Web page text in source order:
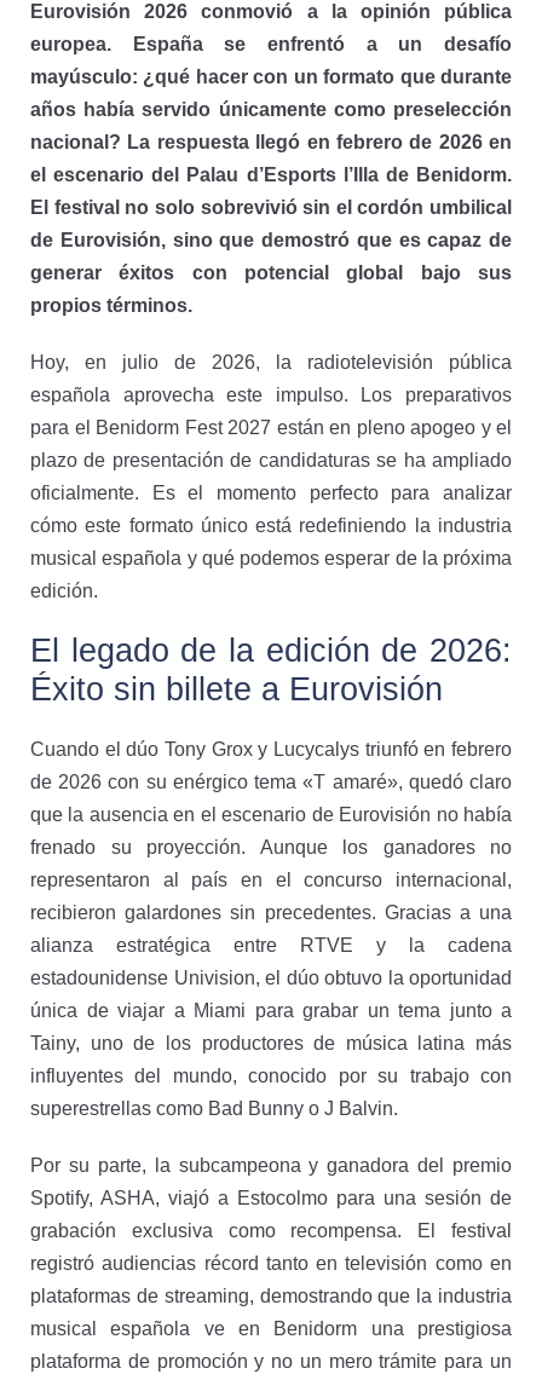
Eurovisión 2026 conmovió a la opinión pública
europea. España se enfrentó a un desafío
mayúsculo: ¿qué hacer con un formato que durante
años había servido únicamente como preselección
nacional? La respuesta llegó en febrero de 2026 en
el escenario del Palau d’Esports l’Illa de Benidorm.
El festival no solo sobrevivió sin el cordón umbilical
de Eurovisión, sino que demostró que es capaz de
generar éxitos con potencial global bajo sus
propios términos.
Hoy, en julio de 2026, la radiotelevisión pública
española aprovecha este impulso. Los preparativos
para el Benidorm Fest 2027 están en pleno apogeo y el
plazo de presentación de candidaturas se ha ampliado
oficialmente. Es el momento perfecto para analizar
cómo este formato único está redefiniendo la industria
musical española y qué podemos esperar de la próxima
edición.
El legado de la edición de 2026:
Éxito sin billete a Eurovisión
Cuando el dúo Tony Grox y Lucycalys triunfó en febrero
de 2026 con su enérgico tema «T amaré», quedó claro
que la ausencia en el escenario de Eurovisión no había
frenado su proyección. Aunque los ganadores no
representaron al país en el concurso internacional,
recibieron galardones sin precedentes. Gracias a una
alianza estratégica entre RTVE y la cadena
estadounidense Univision, el dúo obtuvo la oportunidad
única de viajar a Miami para grabar un tema junto a
Tainy, uno de los productores de música latina más
influyentes del mundo, conocido por su trabajo con
superestrellas como Bad Bunny o J Balvin.
Por su parte, la subcampeona y ganadora del premio
Spotify, ASHA, viajó a Estocolmo para una sesión de
grabación exclusiva como recompensa. El festival
registró audiencias récord tanto en televisión como en
plataformas de streaming, demostrando que la industria
musical española ve en Benidorm una prestigiosa
plataforma de promoción y no un mero trámite para un